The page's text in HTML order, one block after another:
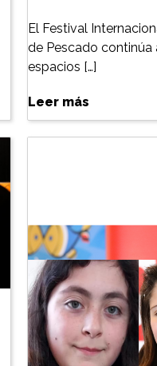
El Festival
de Pescado continúa
espacios […]
Leer más